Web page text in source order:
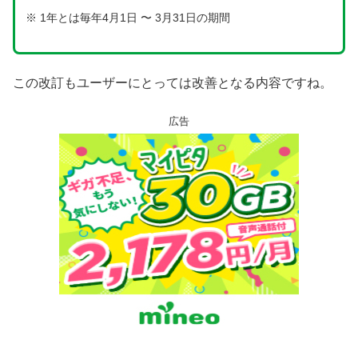
※ 1年とは毎年4月1日 〜 3月31日の期間
この改訂もユーザーにとっては改善となる内容ですね。
広告